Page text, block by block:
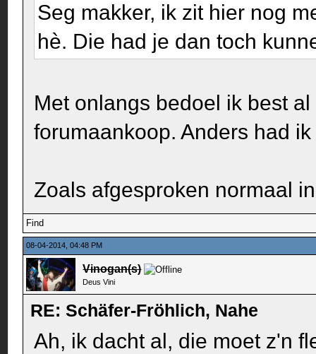
Seg makker, ik zit hier nog
hè. Die had je dan toch
Met onlangs bedoel ik best
forumaankoop. Anders had
Zoals afgesproken normaal
Find
08-04-2014, 04:48 PM
Vinogan(s)
Deus Vini
RE: Schäfer-Fröhlich, Nahe
Ah, ik dacht al, die moet z'n